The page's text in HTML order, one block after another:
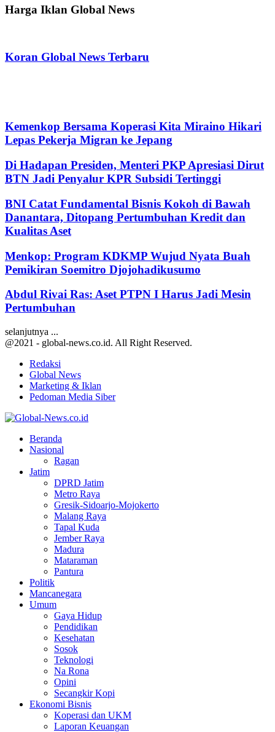
Harga Iklan Global News
Koran Global News Terbaru
Kemenkop Bersama Koperasi Kita Miraino Hikari
Lepas Pekerja Migran ke Jepang
Di Hadapan Presiden, Menteri PKP Apresiasi Dirut
BTN Jadi Penyalur KPR Subsidi Tertinggi
BNI Catat Fundamental Bisnis Kokoh di Bawah
Danantara, Ditopang Pertumbuhan Kredit dan
Kualitas Aset
Menkop: Program KDKMP Wujud Nyata Buah
Pemikiran Soemitro Djojohadikusumo
Abdul Rivai Ras: Aset PTPN I Harus Jadi Mesin
Pertumbuhan
selanjutnya ...
@2021 - global-news.co.id. All Right Reserved.
Redaksi
Global News
Marketing & Iklan
Pedoman Media Siber
Beranda
Nasional
Ragan
Jatim
DPRD Jatim
Metro Raya
Gresik-Sidoarjo-Mojokerto
Malang Raya
Tapal Kuda
Jember Raya
Madura
Mataraman
Pantura
Politik
Mancanegara
Umum
Gaya Hidup
Pendidikan
Kesehatan
Sosok
Teknologi
Na Rona
Opini
Secangkir Kopi
Ekonomi Bisnis
Koperasi dan UKM
Laporan Keuangan